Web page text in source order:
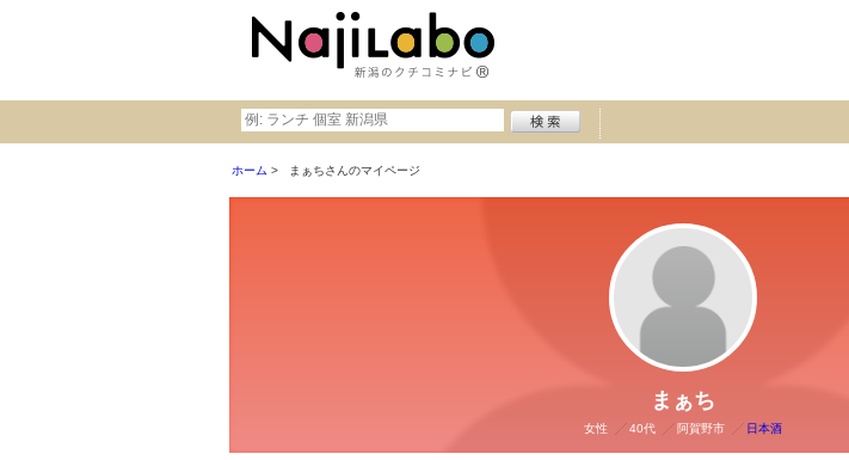
ホーム まぁちさんのマイページ
まぁち
女性 40代 阿賀野市 日本酒